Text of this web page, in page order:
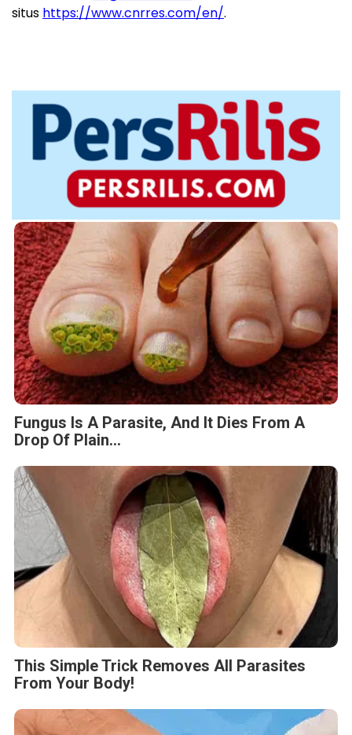
situs https://www.cnrres.com/en/.
Fungus Is A Parasite, And It Dies From A
Drop Of Plain...
This Simple Trick Removes All Parasites
From Your Body!